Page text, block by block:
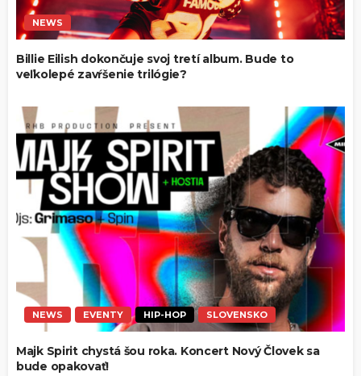
NEWS
Billie Eilish dokončuje svoj tretí album. Bude to
veľkolepé zavŕšenie trilógie?
NEWS EVENTY HIP-HOP SLOVENSKO
Majk Spirit chystá šou roka. Koncert Nový Človek sa
bude opakovať!